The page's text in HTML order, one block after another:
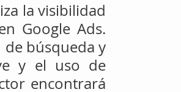
la visibilidad
Google Ads.
de búsqueda y
y el uso de
encontrará